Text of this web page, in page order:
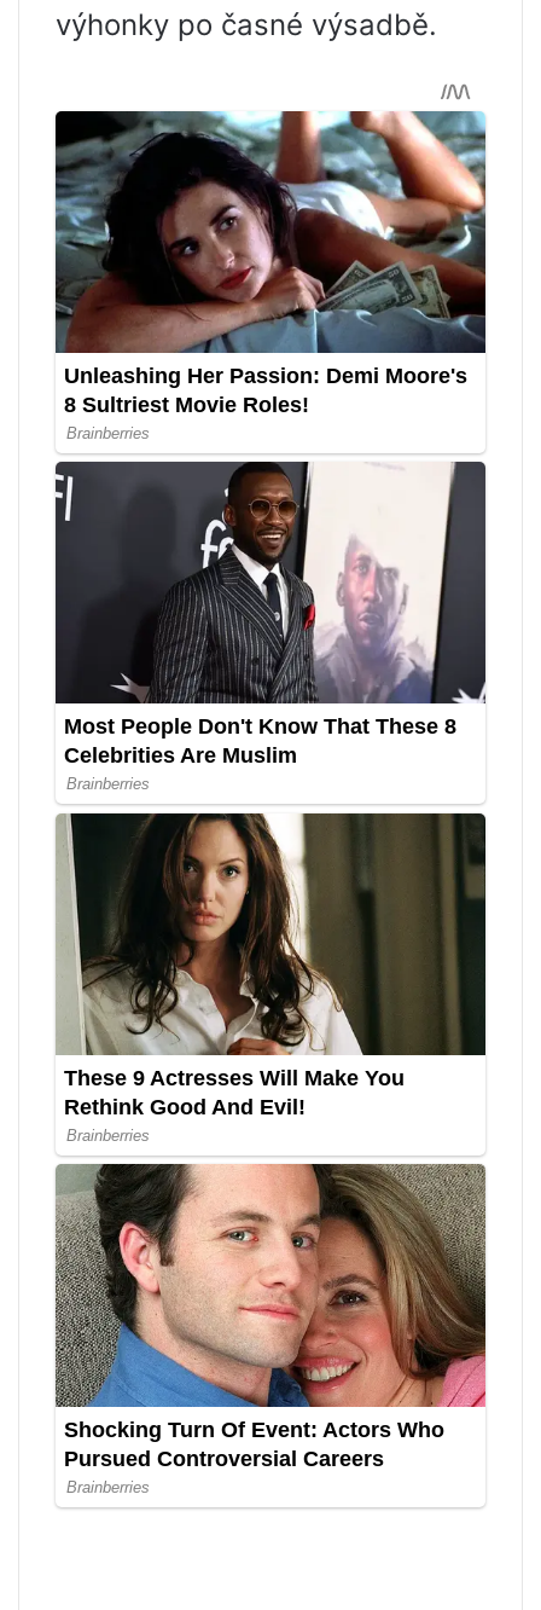
výhonky po časné výsadbě.